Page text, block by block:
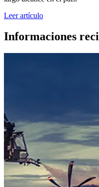
Leer artículo
Informaciones